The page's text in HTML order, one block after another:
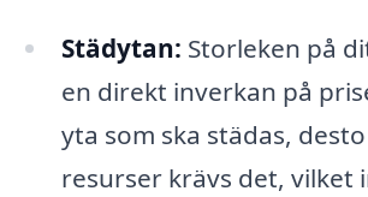
Städytan: Storleken på
en direkt inverkan på
yta som ska städas,
resurser krävs det, vilket